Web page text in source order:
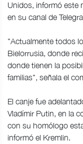
Unidos, informó este
en su canal de
"Actualmente todos
Bielorrusia, donde
donde tienen la
familias", señala el
El canje fue
Vladímir Putin, en la
con su homólogo
informó el Kremlin.